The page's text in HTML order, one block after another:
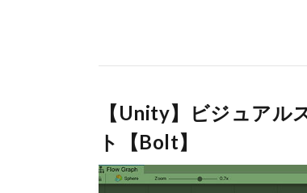
【Unity】ビジュアル
ト【Bolt】